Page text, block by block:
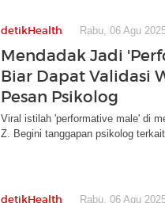
detikHealth Rabu, 06 Agu
Mendadak Jadi
Biar Dapat Validasi
Pesan Psikolog
Viral istilah 'performative male' di
Z. Begini tanggapan psikolog
detikHealth Rabu, 06 Agu